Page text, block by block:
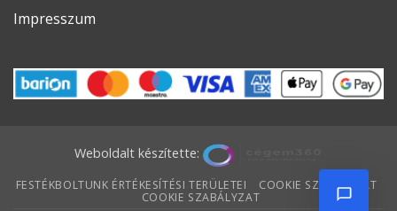
Impresszum
Weboldalt készítette:
FESTÉKBOLTUNK ÉRTÉKESÍTÉSI TERÜLETEI
COOKIE SZABÁLYZAT
COOKIE SZABÁLYZAT